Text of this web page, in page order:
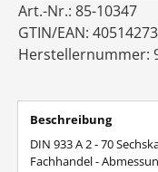
Art.-Nr.: 85-10347
GTIN/EAN:
Herstellernummer:
Beschreibung
DIN 933 A 2 - 70
Fachhandel -